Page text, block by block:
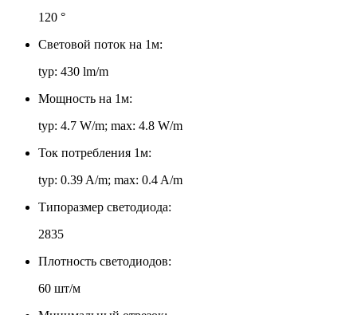
120 °
Световой поток на 1м:
typ: 430 lm/m
Мощность на 1м:
typ: 4.7 W/m; max: 4.8 W/m
Ток потребления 1м:
typ: 0.39 A/m; max: 0.4 A/m
Типоразмер светодиода:
2835
Плотность светодиодов:
60 шт/м